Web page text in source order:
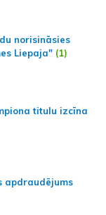
norisināsies
Liepaja" (1)
titulu izcīna
apdraudējums